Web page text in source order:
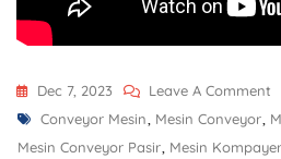
Dec 7, 2023 Leave A Comment
Conveyor Mesin
Mesin Conveyor
Mesin Conveyor Pasir Mesin Kompayer